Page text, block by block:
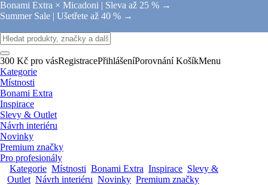
Bonami Extra × Micadoni | Sleva až 25 % →
Summer Sale | Ušetřete až 40 % →
300 Kč pro vásRegistracePřihlášeníPorovnání KošíkMenu
Kategorie
Místnosti
Bonami Extra
Inspirace
Slevy & Outlet
Návrh interiéru
Novinky
Premium značky
Pro profesionály
Kategorie Místnosti Bonami Extra Inspirace Slevy &
Outlet Návrh interiéru Novinky Premium značky